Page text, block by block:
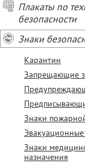
Плакаты по
безопасности
Знаки
Карантин
Запрещающие
Знаки
Эвакуационные
Знаки
назначения